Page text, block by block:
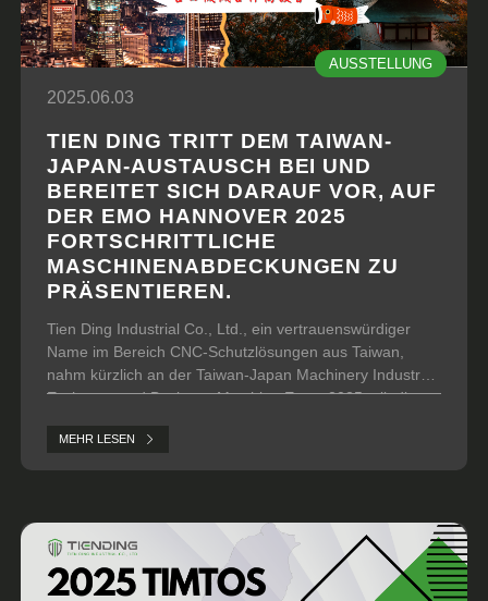
AUSSTELLUNG
2025.06.03
TIEN DING TRITT DEM TAIWAN-
JAPAN-AUSTAUSCH BEI UND
BEREITET SICH DARAUF VOR, AUF
DER EMO HANNOVER 2025
FORTSCHRITTLICHE
MASCHINENABDECKUNGEN ZU
PRÄSENTIEREN.
Tien Ding Industrial Co., Ltd., ein vertrauenswürdiger
Name im Bereich CNC-Schutzlösungen aus Taiwan,
nahm kürzlich an der Taiwan-Japan Machinery Industry
Exchange and Business Matching Event 2025 teil, die
MEHR LESEN